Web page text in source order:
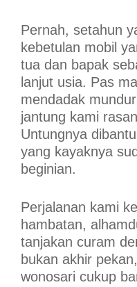
Pernah, setahun
kebetulan mobil
tua dan bapak
lanjut usia. Pas
mendadak
jantung kami
Untungnya
yang kayaknya
beginian.
Perjalanan kami
hambatan,
tanjakan curam
bukan akhir
wonosari cukup